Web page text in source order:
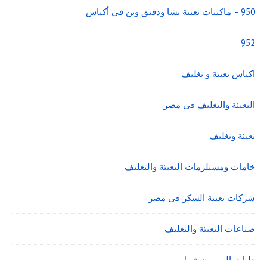
950 – ماكينات تعبئة نشا ودقيق وبن في أكياس
952
اكياس تعبئة و تغليف
التعبئة والتغليف فى مصر
تعبئة وتغليف
خامات ومستلزمات التعبئة والتغليف
شركات تعبئة السكر فى مصر
صناعات التعبئة والتغليف